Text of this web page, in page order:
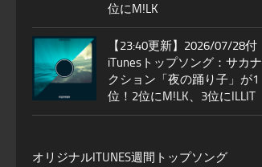
位にM!LK
【23:40更新】2026/07/28付
iTunesトップソング：サカナ
クション「夜の踊り子」が1
位！2位にM!LK、3位にILLIT
オリジナルITUNES週間トップソング